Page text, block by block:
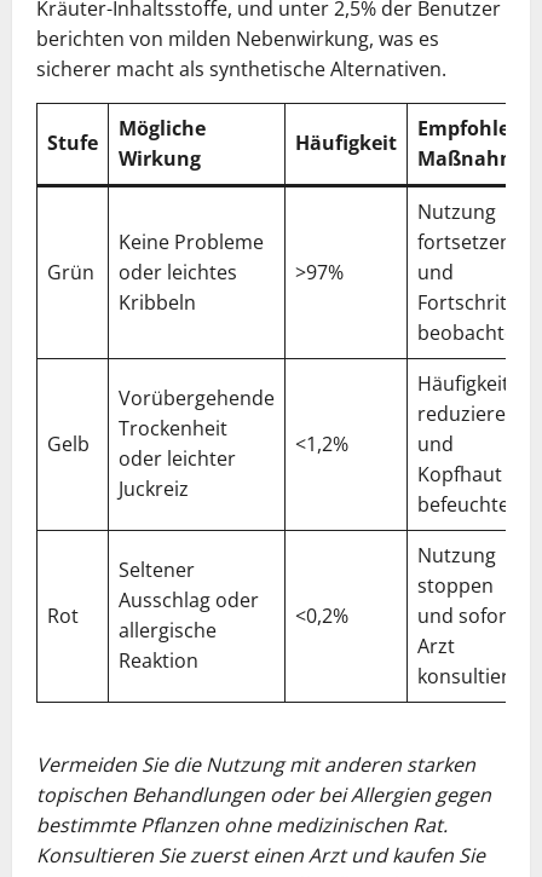
Kräuter-Inhaltsstoffe, und unter 2,5% der Benutzer
berichten von milden Nebenwirkung, was es
sicherer macht als synthetische Alternativen.
Stufe
Mögliche
Wirkung
Häufigkeit
Empfohlene
Maßnahme
Grün
Keine Probleme
oder leichtes
Kribbeln
>97%
Nutzung
fortsetzen
und
Fortschritt
beobachten
Gelb
Vorübergehende
Trockenheit
oder leichter
Juckreiz
<1,2%
Häufigkeit
reduzieren
und
Kopfhaut
befeuchten
Rot
Seltener
Ausschlag oder
allergische
Reaktion
<0,2%
Nutzung
stoppen
und sofort
Arzt
konsultieren
Vermeiden Sie die Nutzung mit anderen starken
topischen Behandlungen oder bei Allergien gegen
bestimmte Pflanzen ohne medizinischen Rat.
Konsultieren Sie zuerst einen Arzt und kaufen Sie